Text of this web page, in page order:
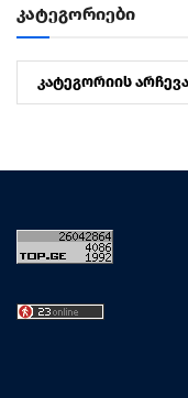
კატეგორიები
კატეგორიები